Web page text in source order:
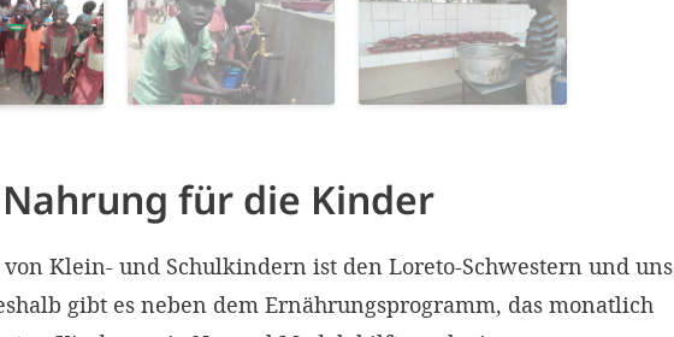
für die Kinder
Klein- und Schulkindern ist den Loreto-Schwestern und uns
gibt es neben dem Ernährungsprogramm, das monatlich